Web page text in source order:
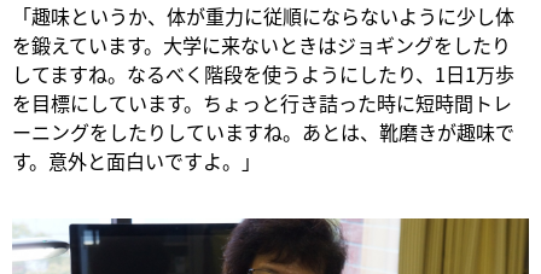
「趣味というか、体が重力に従順にならないように少し体
を鍛えています。大学に来ないときはジョギングをしたり
してますね。なるべく階段を使うようにしたり、1日1万歩
を目標にしています。ちょっと行き詰った時に短時間トレ
ーニングをしたりしていますね。あとは、靴磨きが趣味で
す。意外と面白いですよ。」